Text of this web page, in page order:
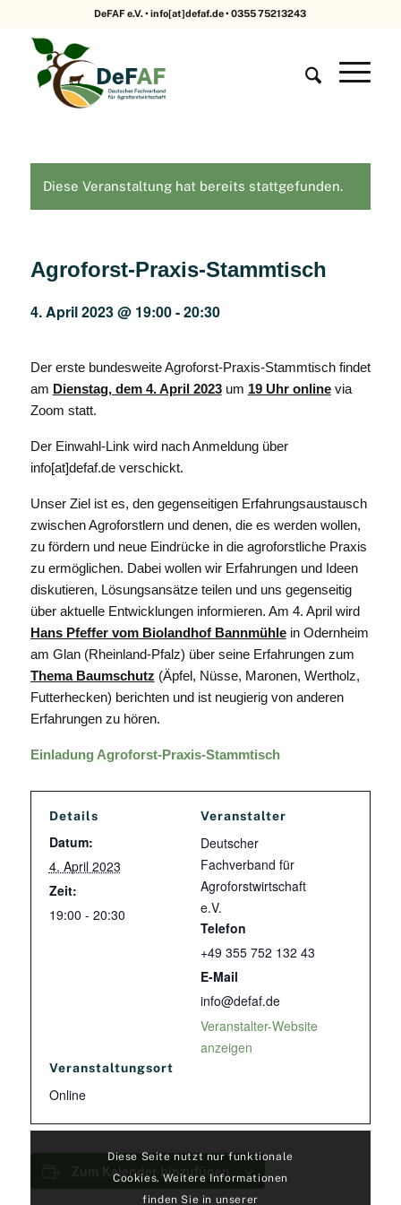
DeFAF e.V. • info[at]defaf.de • 0355 75213243
Diese Veranstaltung hat bereits stattgefunden.
Agroforst-Praxis-Stammtisch
4. April 2023 @ 19:00-20:30
Der erste bundesweite Agroforst-Praxis-Stammtisch findet
am Dienstag, dem 4. April 2023um 19 Uhronlinevia
Zoom statt.
Der Einwahl-Link wird nach Anmeldung über
info[at]defaf.de verschickt.
Unser Ziel ist es, den gegenseitigen Erfahrungsaustausch
zwischen Agroforstlern und denen, die es werden wollen,
zu fördern und neue Eindrücke in die agroforstliche Praxis
zu ermöglichen. Dabei wollen wir Erfahrungen und Ideen
diskutieren, Lösungsansätze teilen und uns gegenseitig
über aktuelle Entwicklungen informieren. Am 4. April wird
Hans Pfeffer vom Biolandhof Bannmühlein Odernheim
am Glan (Rheinland-Pfalz) über seine Erfahrungen zum
Thema Baumschutz (Äpfel, Nüsse, Maronen, Wertholz,
Futterhecken) berichten und ist neugierig von anderen
Erfahrungen zu hören.
Einladung Agroforst-Praxis-Stammtisch
Details
Datum:
4. April 2023
Zeit:
19:00 - 20:30
Veranstalter
Deutscher
Fachverband für
Agroforstwirtschaft
e.V.
Telefon
+49 355 752 132 43
E-Mail
info@defaf.de
Veranstalter-Website
anzeigen
Veranstaltungsort
Online
Zum Kalender hinzufügen
Diese Seite nutzt nur funktionale
Cookies. Weitere Informationen
finden Sie in unserer